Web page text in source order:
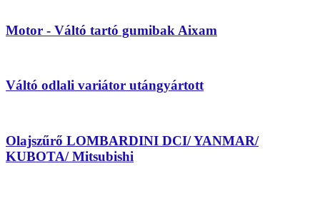
Motor - Váltó tartó gumibak Aixam
Váltó odlali variátor utángyártott
Olajszűrő LOMBARDINI DCI/ YANMAR/
KUBOTA/ Mitsubishi